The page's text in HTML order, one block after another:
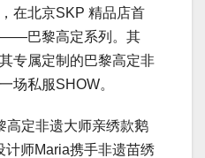
在北京SKP 精品店首
——巴黎高定系列。其
专属定制的巴黎高定非
场私服SHOW。
高定非遗大师亲绣款鹅
计师Maria携手非遗苗绣